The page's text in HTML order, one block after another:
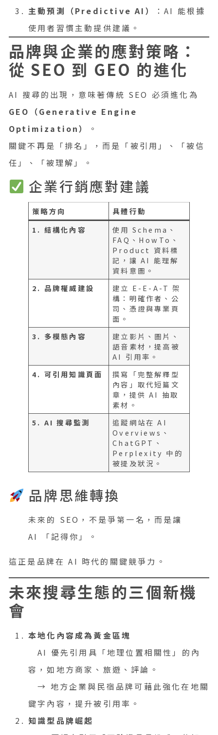
主動預測（Predictive AI）
：AI 能根據
使用者習慣主動提供建議。
品牌與企業的應對策略：
從 SEO 到 GEO 的進化
AI 搜尋的出現，意味著傳統 SEO 必須進化為
GEO（Generative Engine
Optimization）
。
關鍵不再是「排名」，而是「被引用」、「被信
任」、「被理解」。
企業行銷應對建議
策略方向
具體行動
1. 結構化內容
使用 Schema、
FAQ、HowTo、
Product 資料標
記，讓 AI 能理解
資料意圖。
2. 品牌權威建設
建立 E-E-A-T 架
構：明確作者、公
司、憑證與專業頁
面。
3. 多模態內容
建立影片、圖片、
語音素材，提高被
AI 引用率。
4. 可引用知識頁面
撰寫「完整解釋型
內容」取代短篇文
章，提供 AI 抽取
素材。
5. AI 搜尋監測
追蹤網站在 AI
Overviews、
ChatGPT、
Perplexity 中的
被提及狀況。
品牌思維轉換
未來的 SEO，不是爭第一名，而是讓
AI 「記得你」。
這正是品牌在 AI 時代的關鍵競爭力。
未來搜尋生態的三個新機
會
本地化內容成為黃金區塊
AI 優先引用具「地理位置相關性」的內
容，如地方商家、旅遊、評論。
→ 地方企業與民宿品牌可藉此強化在地關
鍵字內容，提升被引用率。
知識型品牌崛起